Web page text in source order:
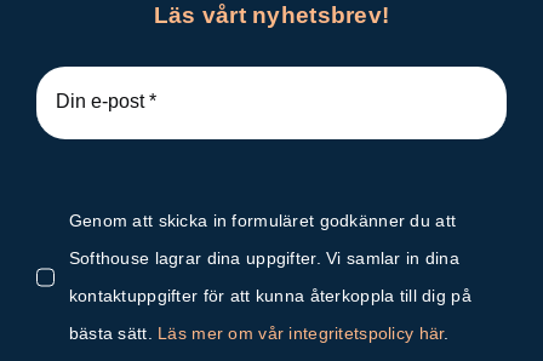
Läs vårt nyhetsbrev!
Genom att skicka in formuläret godkänner du att
Softhouse lagrar dina uppgifter. Vi samlar in dina
kontaktuppgifter för att kunna återkoppla till dig på
bästa sätt. Läs mer om vår integritetspolicy här.